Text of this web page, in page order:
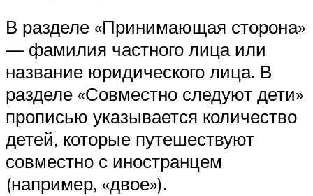
В разделе «Принимающая сторона»
— фамилия частного лица или
название юридического лица. В
разделе «Совместно следуют дети»
прописью указывается количество
детей, которые путешествуют
совместно с иностранцем
(например, «двое»).